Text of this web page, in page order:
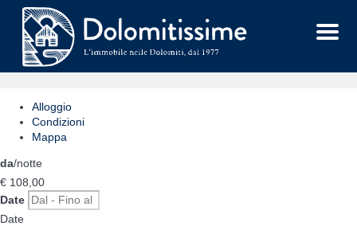
Menu
Alloggio
Condizioni
Mappa
da/notte
€ 108, 00
Date
Date